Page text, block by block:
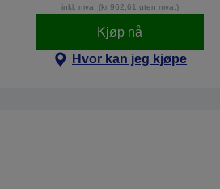
inkl. mva. (kr 962,61 uten mva.)
Kjøp nå
Hvor kan jeg kjøpe